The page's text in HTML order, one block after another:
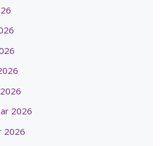
2026
2026